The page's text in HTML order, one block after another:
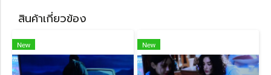
สินค้าเกี่ยวข้อง
New New